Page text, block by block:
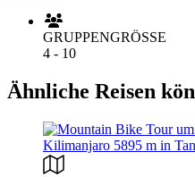
GRUPPENGRÖSSE
4 - 10
Ähnliche Reisen